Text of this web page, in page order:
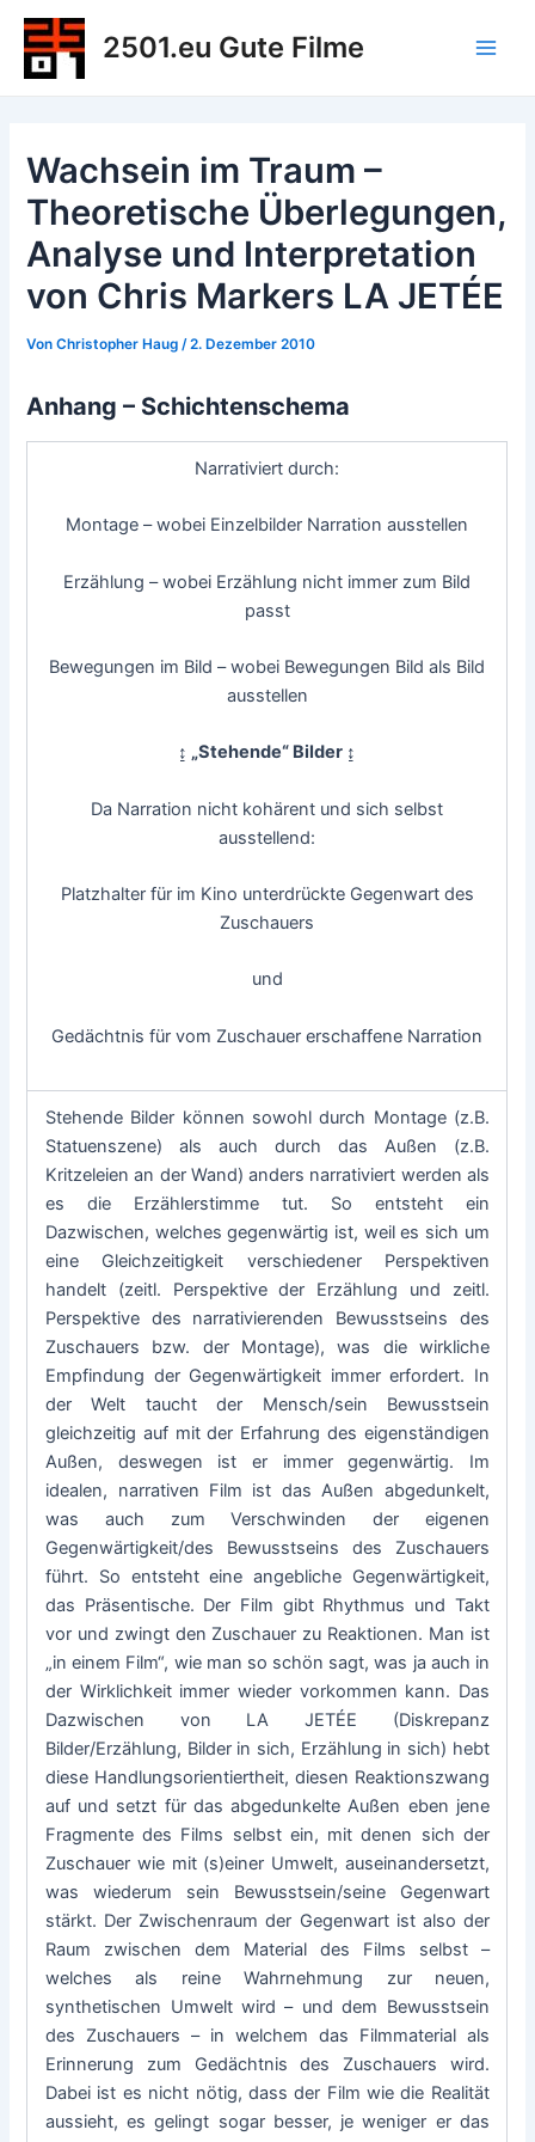
Zum
Inhalt
springen
2501.eu Gute Filme
Wachsein im Traum –
Theoretische Überlegungen,
Analyse und Interpretation
von Chris Markers LA JETÉE
VonChristopher Haug/2. Dezember 2010
Anhang – Schichtenschema
Narrativiert durch:
Montage – wobei Einzelbilder Narration ausstellen
Erzählung – wobei Erzählung nicht immer zum Bild
passt
Bewegungen im Bild – wobei Bewegungen Bild als Bild
ausstellen
↨ „Stehende“ Bilder ↨
Da Narration nicht kohärent und sich selbst
ausstellend:
Platzhalter für im Kino unterdrückte Gegenwart des
Zuschauers
und
Gedächtnis für vom Zuschauer erschaffene Narration
Stehende Bilder können sowohl durch Montage (z.B.
Statuenszene) als auch durch das Außen (z.B.
Kritzeleien an der Wand) anders narrativiert werden als
es die Erzählerstimme tut. So entsteht ein
Dazwischen, welches gegenwärtig ist, weil es sich um
eine Gleichzeitigkeit verschiedener Perspektiven
handelt (zeitl. Perspektive der Erzählung und zeitl.
Perspektive des narrativierenden Bewusstseins des
Zuschauers bzw. der Montage), was die wirkliche
Empfindung der Gegenwärtigkeit immer erfordert. In
der Welt taucht der Mensch/sein Bewusstsein
gleichzeitig auf mit der Erfahrung des eigenständigen
Außen, deswegen ist er immer gegenwärtig. Im
idealen, narrativen Film ist das Außen abgedunkelt,
was auch zum Verschwinden der eigenen
Gegenwärtigkeit/des Bewusstseins des Zuschauers
führt. So entsteht eine angebliche Gegenwärtigkeit,
das Präsentische. Der Film gibt Rhythmus und Takt
vor und zwingt den Zuschauer zu Reaktionen. Man ist
„in einem Film“, wie man so schön sagt, was ja auch in
der Wirklichkeit immer wieder vorkommen kann. Das
Dazwischen von LA JETÉE (Diskrepanz
Bilder/Erzählung, Bilder in sich, Erzählung in sich) hebt
diese Handlungsorientiertheit, diesen Reaktionszwang
auf und setzt für das abgedunkelte Außen eben jene
Fragmente des Films selbst ein, mit denen sich der
Zuschauer wie mit (s)einer Umwelt, auseinandersetzt,
was wiederum sein Bewusstsein/seine Gegenwart
stärkt. Der Zwischenraum der Gegenwart ist also der
Raum zwischen dem Material des Films selbst –
welches als reine Wahrnehmung zur neuen,
synthetischen Umwelt wird – und dem Bewusstsein
des Zuschauers – in welchem das Filmmaterial als
Erinnerung zum Gedächtnis des Zuschauers wird.
Dabei ist es nicht nötig, dass der Film wie die Realität
aussieht, es gelingt sogar besser, je weniger er das